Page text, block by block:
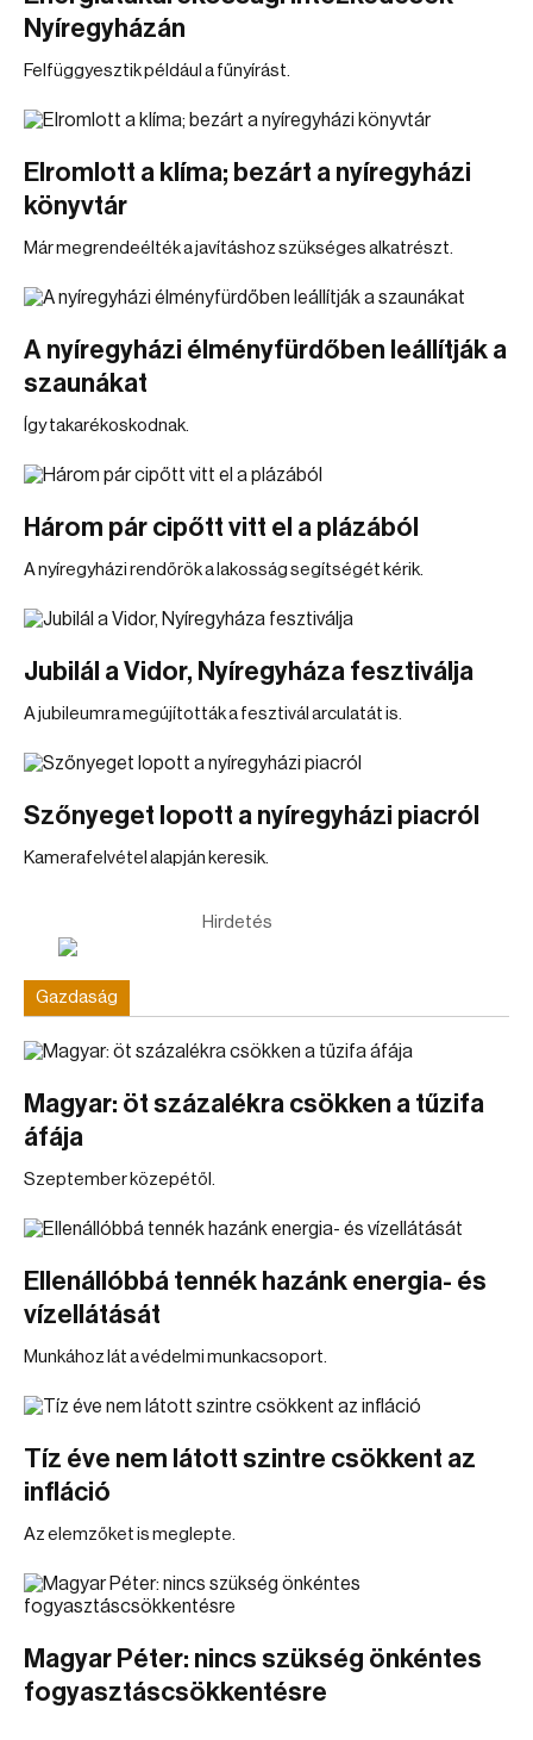
Nyíregyházán
Felfüggyesztik például a fűnyírást.
Elromlott a klíma; bezárt a nyíregyházi
könyvtár
Már megrendeélték a javításhoz szükséges alkatrészt.
A nyíregyházi élményfürdőben leállítják a
szaunákat
Így takarékoskodnak.
Három pár cipőtt vitt el a plázából
A nyíregyházi rendőrök a lakosság segítségét kérik.
Jubilál a Vidor, Nyíregyháza fesztiválja
A jubileumra megújították a fesztivál arculatát is.
Szőnyeget lopott a nyíregyházi piacról
Kamerafelvétel alapján keresik.
Hirdetés
Gazdaság
Magyar: öt százalékra csökken a tűzifa
áfája
Szeptember közepétől.
Ellenállóbbá tennék hazánk energia- és
vízellátását
Munkához lát a védelmi munkacsoport.
Tíz éve nem látott szintre csökkent az
infláció
Az elemzőket is meglepte.
Magyar Péter: nincs szükség önkéntes
fogyasztáscsökkentésre